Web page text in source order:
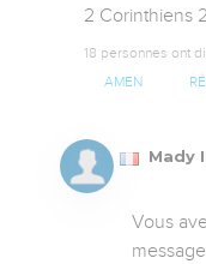
‭‭2 Corinthiens‬
18 personnes ont
AMEN
Mady
Vous